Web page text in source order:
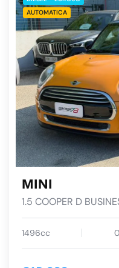
AUTOMATICA
MINI
1.5 COOPER D
1496cc